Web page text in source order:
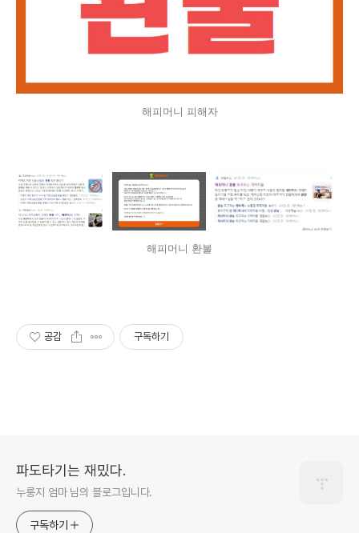
해피머니 피해자
해피머니 환불
공감 구독하기
파도타기는 재밌다.
누룽지 엄마 님의 블로그입니다.
구독하기